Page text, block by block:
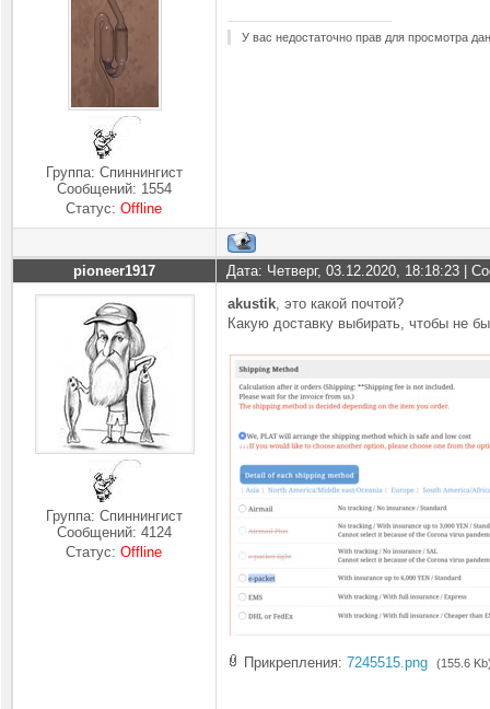
Группа: Спиннингист
Сообщений: 1554
Статус:Offline
У вас недостаточно прав для просмотра
pioneer1917 Дата: Четверг, 03.12.2020, 18:18:23 |
Группа: Спиннингист
Сообщений: 4124
Статус:Offline
akustik, это какой почтой?
Какую доставку выбирать, чтобы не
Прикрепления: 7245515.png (155.6